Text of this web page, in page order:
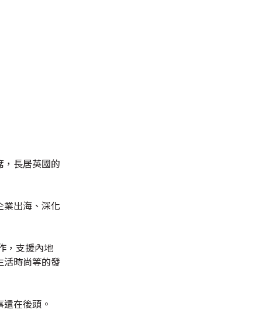
長居英國的
業出海、深化
，支援內地
活時尚等的發
在後頭。